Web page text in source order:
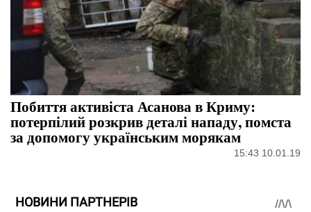
Побиття активіста Асанова в Криму:
потерпілий розкрив деталі нападу, помста
за допомогу українським морякам
15:43 10.01.19
НОВИНИ ПАРТНЕРІВ